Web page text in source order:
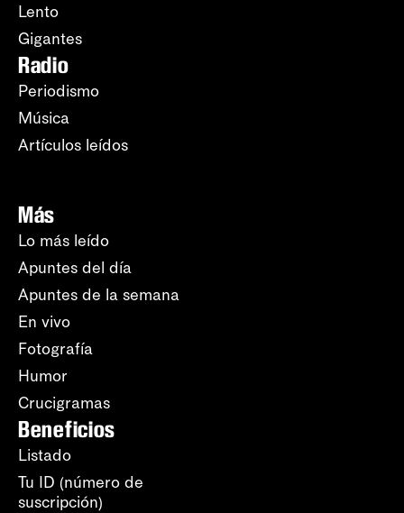
Lento
Gigantes
Radio
Periodismo
Música
Artículos leídos
Más
Lo más leído
Apuntes del día
Apuntes de la semana
En vivo
Fotografía
Humor
Crucigramas
Beneficios
Listado
Tu ID (número de
suscripción)